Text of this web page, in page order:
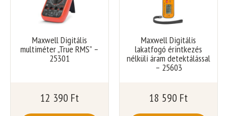
Maxwell Digitális
multiméter „True RMS” –
25301
12 390 Ft
Maxwell Digitális
lakatfogó érintkezés
nélküli áram detektálással
– 25603
18 590 Ft